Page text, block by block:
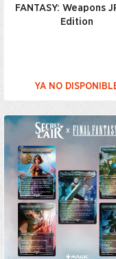
FANTASY: Weapons
Edition
YA NO